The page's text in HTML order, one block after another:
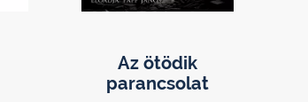
Az ötödik
parancsolat